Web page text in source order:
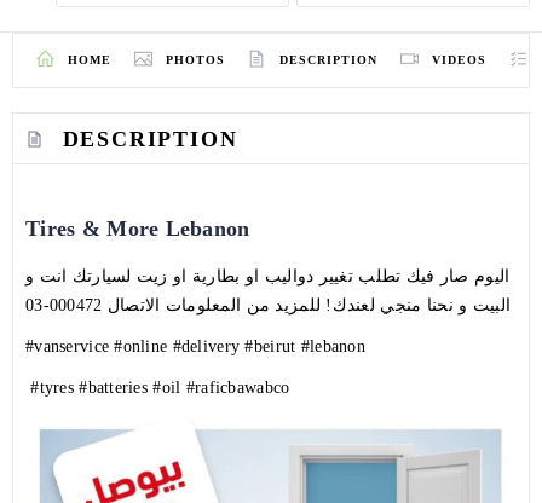
HOME PHOTOS DESCRIPTION VIDEOS
DESCRIPTION
Tires & More Lebanon
اليوم صار فيك تطلب تغيير دواليب او بطارية او زيت لسيارتك انت و
البيت و نحنا منجي لعندك! للمزيد من المعلومات الاتصال 000472-03
#vanservice #online #delivery #beirut #lebanon
#tyres #batteries #oil #raficbawabco